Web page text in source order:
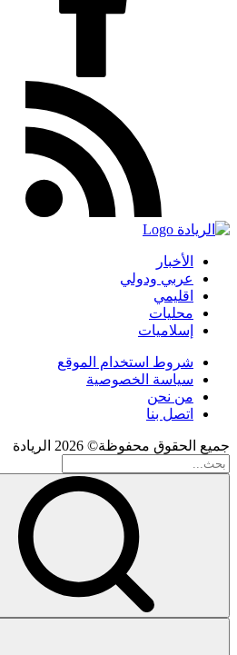
الأخبار
عربي ودولي
اقليمي
محليات
إسلاميات
شروط استخدام الموقع
سياسة الخصوصية
من نحن
اتصل بنا
جميع الحقوق محفوظة© 2026 الريادة